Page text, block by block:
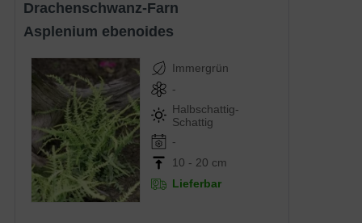
Drachenschwanz-Farn
Asplenium ebenoides
Immergrün
-
Halbschattig-
Schattig
-
10 - 20 cm
Lieferbar